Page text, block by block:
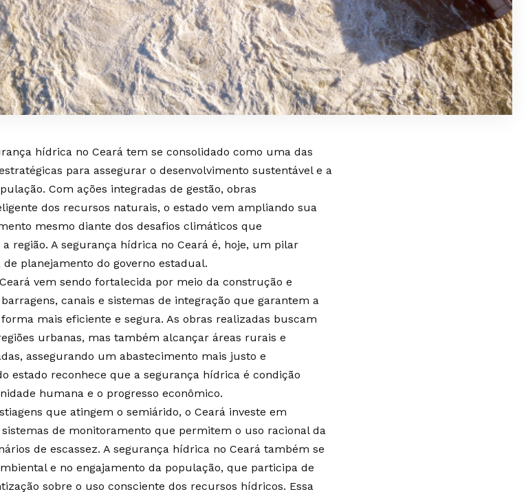
hídrica no Ceará tem se consolidado como uma das
para assegurar o desenvolvimento sustentável e a
Com ações integradas de gestão, obras
dos recursos naturais, o estado vem ampliando sua
mesmo diante dos desafios climáticos que
região. A segurança hídrica no Ceará é, hoje, um pilar
planejamento do governo estadual.
vem sendo fortalecida por meio da construção e
canais e sistemas de integração que garantem a
mais eficiente e segura. As obras realizadas buscam
urbanas, mas também alcançar áreas rurais e
assegurando um abastecimento mais justo e
estado reconhece que a segurança hídrica é condição
humana e o progresso econômico.
que atingem o semiárido, o Ceará investe em
de monitoramento que permitem o uso racional da
de escassez. A segurança hídrica no Ceará também se
e no engajamento da população, que participa de
sobre o uso consciente dos recursos hídricos. Essa